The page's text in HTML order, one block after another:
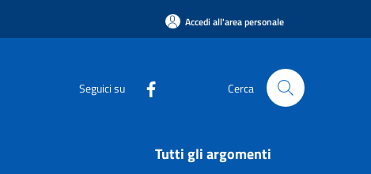
Accedi all'area personale
Seguici su Cerca
Tutti gli argomenti